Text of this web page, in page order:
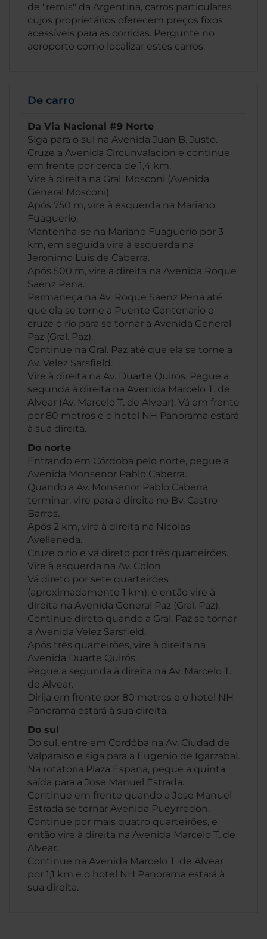
de "remis" da Argentina, carros particulares
cujos proprietários oferecem preços fixos
acessíveis para as corridas. Pergunte no
aeroporto como localizar estes carros.
De carro
Da Via Nacional #9 Norte
Siga para o sul na Avenida Juan B. Justo.
Cruze a Avenida Circunvalacion e continue
em frente por cerca de 1,4 km.
Vire à direita na Gral. Mosconi (Avenida
General Mosconi).
Após 750 m, vire à esquerda na Mariano
Fuaguerio.
Mantenha-se na Mariano Fuaguerio por 3
km, em seguida vire à esquerda na
Jeronimo Luis de Caberra.
Após 500 m, vire à direita na Avenida Roque
Saenz Pena.
Permaneça na Av. Roque Saenz Pena até
que ela se torne a Puente Centenario e
cruze o rio para se tornar a Avenida General
Paz (Gral. Paz).
Continue na Gral. Paz até que ela se torne a
Av. Velez Sarsfield.
Vire à direita na Av. Duarte Quiros. Pegue a
segunda à direita na Avenida Marcelo T. de
Alvear (Av. Marcelo T. de Alvear). Vá em frente
por 80 metros e o hotel NH Panorama estará
à sua direita.
Do norte
Entrando em Córdoba pelo norte, pegue a
Avenida Monsenor Pablo Caberra.
Quando a Av. Monsenor Pablo Caberra
terminar, vire para a direita no Bv. Castro
Barros.
Após 2 km, vire à direita na Nicolas
Avelleneda.
Cruze o rio e vá direto por três quarteirões.
Vire à esquerda na Av. Colon.
Vá direto por sete quarteirões
(aproximadamente 1 km), e então vire à
direita na Avenida General Paz (Gral. Paz).
Continue direto quando a Gral. Paz se tornar
a Avenida Velez Sarsfield.
Após três quarteirões, vire à direita na
Avenida Duarte Quirós.
Pegue a segunda à direita na Av. Marcelo T.
de Alvear.
Dirija em frente por 80 metros e o hotel NH
Panorama estará à sua direita.
Do sul
Do sul, entre em Cordóba na Av. Ciudad de
Valparaiso e siga para a Eugenio de Igarzabal.
Na rotatória Plaza Espana, pegue a quinta
saída para a Jose Manuel Estrada.
Continue em frente quando a Jose Manuel
Estrada se tornar Avenida Pueyrredon.
Continue por mais quatro quarteirões, e
então vire à direita na Avenida Marcelo T. de
Alvear.
Continue na Avenida Marcelo T. de Alvear
por 1,1 km e o hotel NH Panorama estará à
sua direita.